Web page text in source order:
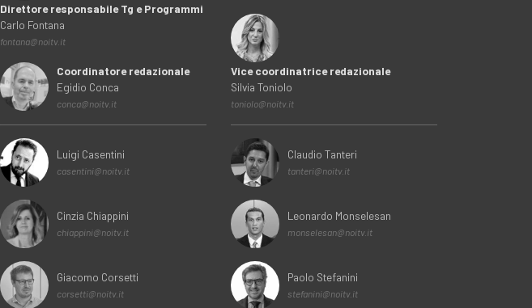
Direttore responsabile Tg e Programmi
Carlo Fontana
fontana@noitv.it
Coordinatore redazionale
Egidio Conca
conca@noitv.it
Luigi Casentini
casentini@noitv.it
Cinzia Chiappini
chiappini@noitv.it
Giacomo Corsetti
corsetti@noitv.it
Vice coordinatrice redazionale
Silvia Toniolo
toniolo@noitv.it
Claudio Tanteri
tanteri@noitv.it
Leonardo Monselesan
monselesan@noitv.it
Paolo Stefanini
stefanini@noitv.it